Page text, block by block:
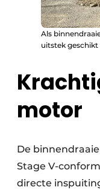
Als
uitstek
motor
De
Stage V-
directe